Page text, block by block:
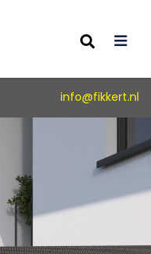
info@fikkert.nl